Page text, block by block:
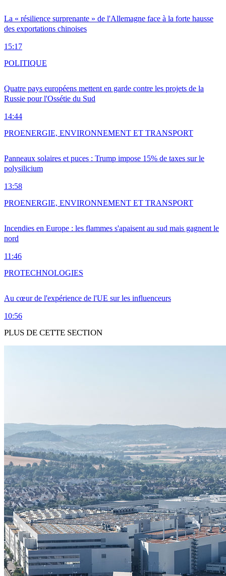
La « résilience surprenante » de l'Allemagne face à la forte hausse
des exportations chinoises
15:17
Quatre pays européens mettent en garde contre les projets de la
Russie pour l'Ossétie du Sud
14:44
POLITIQUE
Panneaux solaires et puces : Trump impose 15% de taxes sur le
polysilicium
13:58
PROENERGIE, ENVIRONNEMENT ET TRANSPORT
Incendies en Europe : les flammes s'apaisent au sud mais gagnent le
nord
11:46
PROENERGIE, ENVIRONNEMENT ET TRANSPORT
Au cœur de l'expérience de l'UE sur les influenceurs
10:56
PROTECHNOLOGIES
PLUS DE CETTE SECTION